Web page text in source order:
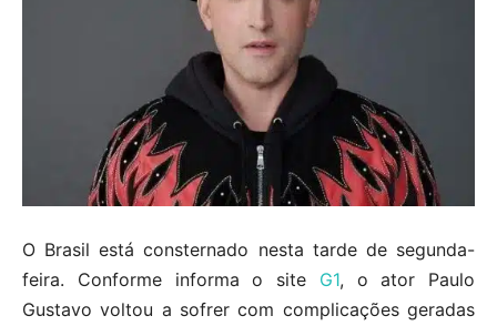
O Brasil está consternado nesta tarde de segunda-
feira. Conforme informa o site G1, o ator Paulo
Gustavo voltou a sofrer com complicações geradas